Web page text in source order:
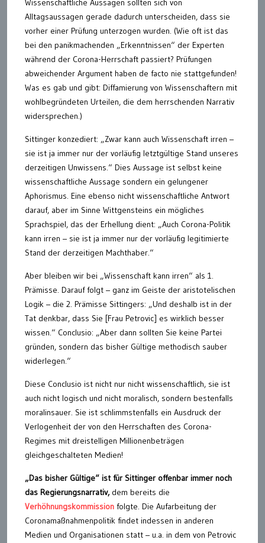
Wissenschaftliche Aussagen sollten sich von
Alltagsaussagen gerade dadurch unterscheiden, dass sie
vorher einer Prüfung unterzogen wurden. (Wie oft ist das
bei den panikmachenden „Erkenntnissen“ der Experten
während der Corona-Herrschaft passiert? Prüfungen
abweichender Argument haben de facto nie stattgefunden!
Was es gab und gibt: Diffamierung von Wissenschaftern mit
wohlbegründeten Urteilen, die dem herrschenden Narrativ
widersprechen.)
Sittinger konzediert: „Zwar kann auch Wissenschaft irren –
sie ist ja immer nur der vorläufig letztgültige Stand unseres
derzeitigen Unwissens.“ Dies Aussage ist selbst keine
wissenschaftliche Aussage sondern ein gelungener
Aphorismus. Eine ebenso nicht wissenschaftliche Antwort
darauf, aber im Sinne Wittgensteins ein mögliches
Sprachspiel, das der Erhellung dient: „Auch Corona-Politik
kann irren – sie ist ja immer nur der vorläufig legitimierte
Stand der derzeitigen Machthaber.“
Aber bleiben wir bei „Wissenschaft kann irren“ als 1.
Prämisse. Darauf folgt – ganz im Geiste der aristotelischen
Logik – die 2. Prämisse Sittingers: „Und deshalb ist in der
Tat denkbar, dass Sie [Frau Petrovic] es wirklich besser
wissen.“ Conclusio: „Aber dann sollten Sie keine Partei
gründen, sondern das bisher Gültige methodisch sauber
widerlegen.“
Diese Conclusio ist nicht nur nicht wissenschaftlich, sie ist
auch nicht logisch und nicht moralisch, sondern bestenfalls
moralinsauer. Sie ist schlimmstenfalls ein Ausdruck der
Verlogenheit der von den Herrschaften des Corona-
Regimes mit dreistelligen Millionenbeträgen
gleichgeschalteten Medien!
„Das bisher Gültige“ ist für Sittinger offenbar immer noch
das Regierungsnarrativ,dem bereits die
Verhöhnungskommission folgte. Die Aufarbeitung der
Coronamaßnahmenpolitik findet indessen in anderen
Medien und Organisationen statt – u.a. in dem von Petrovic